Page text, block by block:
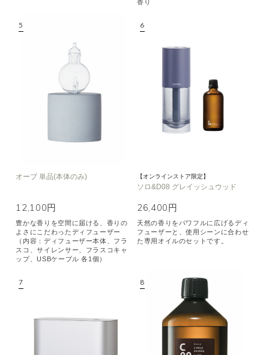
香り
オーブ 単品(本体のみ)
12,100円
豊かな香りを空間に届ける、香りの
よさにこだわったディフューザー
（内容：ディフューザー本体、フラ
スコ、サイレンサー、フラスコキャ
ップ、USBケーブル 各1個）
【オンラインストア限定】
ソロ&D08 グレイッシュウッド
26,400円
天然の香りをパワフルに広げるディ
フューザーと、使用シーンに合わせ
た専用オイルのセットです。